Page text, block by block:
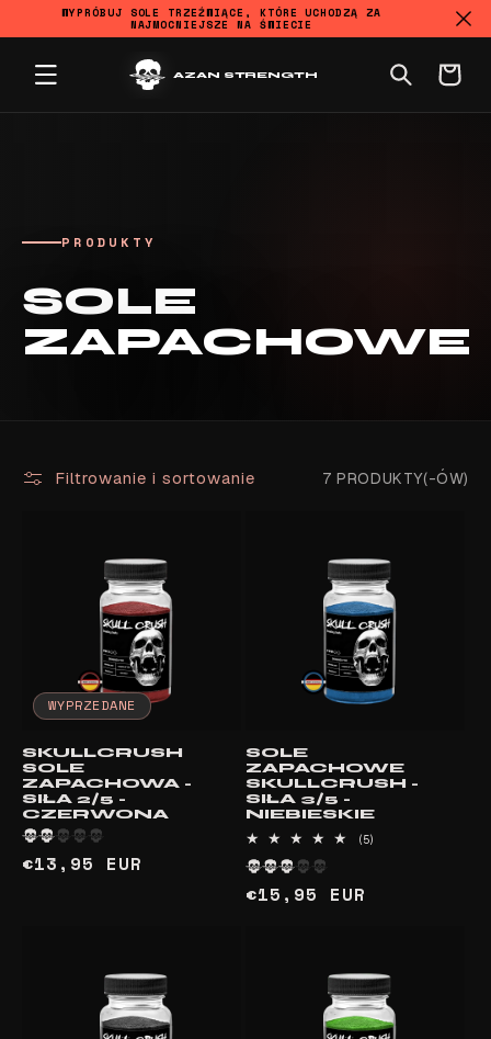
PRZEJDŹ DO TREŚCI
WYPRÓBUJ SOLE TRZEŹWIĄCE, KTÓRE UCHODZĄ ZA
NAJMOCNIEJSZE NA ŚWIECIE
AZAN STRENGTH Koszyk
PRODUKTY
KOLEKCJA:
SOLE
ZAPACHOWE
Filtrowanie i sortowanie 7 PRODUKTY(-ÓW)
WYPRZEDANE
SKULLCRUSH
SOLE
ZAPACHOWA -
SIŁA 2/5 -
CZERWONA
Cena
€13,95 EUR
SOLE
ZAPACHOWE
SKULLCRUSH -
SIŁA 3/5 -
NIEBIESKIE
(5)
Cena
€15,95 EUR